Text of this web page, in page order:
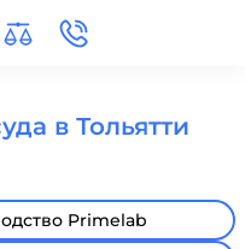
в Тольятти
Primelab